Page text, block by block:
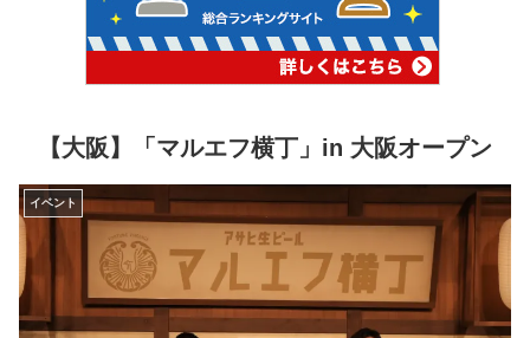
【大阪】「マルエフ横丁」in 大阪オープン
イベント